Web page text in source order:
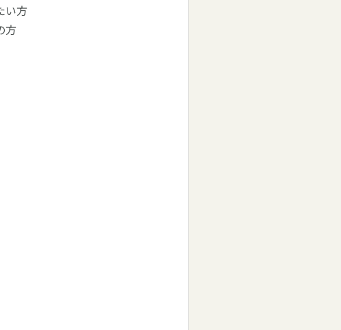
い方
方